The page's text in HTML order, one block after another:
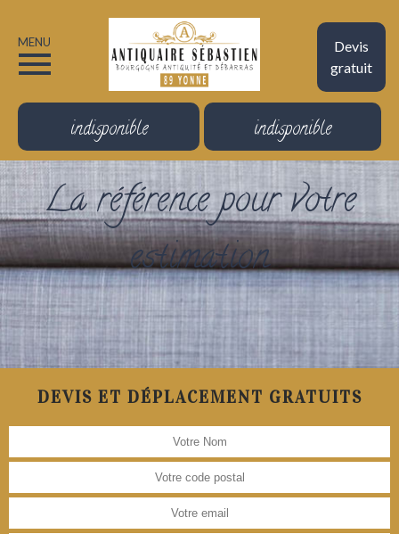
Devis
gratuit
MENU
indisponible indisponible
La référence pour votre
estimation
DEVIS ET DÉPLACEMENT GRATUITS